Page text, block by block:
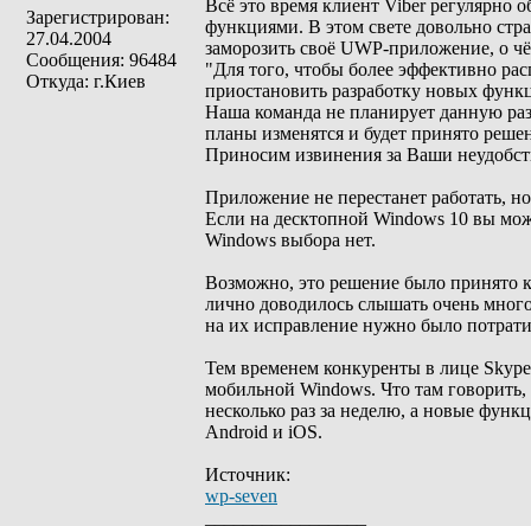
Зарегистрирован:
27.04.2004
Сообщения: 96484
Откуда: г.Киев
Всё это время клиент Viber регулярно
функциями. В этом свете довольно
заморозить своё UWP-приложение, о
"Для того, чтобы более эффективно
приостановить разработку новых
Наша команда не планирует данную
планы изменятся и будет принято
Приносим извинения за Ваши
Приложение не перестанет работать,
Если на десктопной Windows 10 вы
Windows выбора нет.
Возможно, это решение было принято
лично доводилось слышать очень
на их исправление нужно было
Тем временем конкуренты в лице
мобильной Windows. Что там
несколько раз за неделю, а новые
Android и iOS.
Источник:
wp-seven